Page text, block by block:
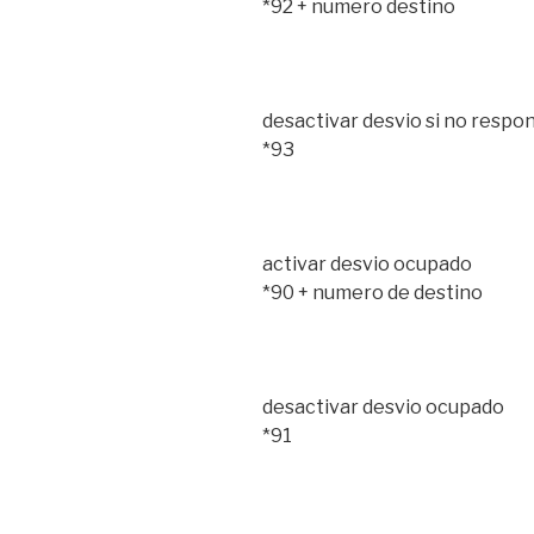
*92 + numero destino
desactivar desvio si no
*93
activar desvio ocupado
*90 + numero de destino
desactivar desvio ocupado
*91